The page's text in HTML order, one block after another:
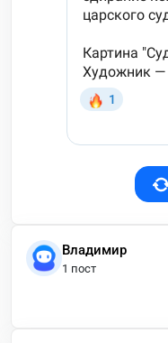
Владимир
1 пост